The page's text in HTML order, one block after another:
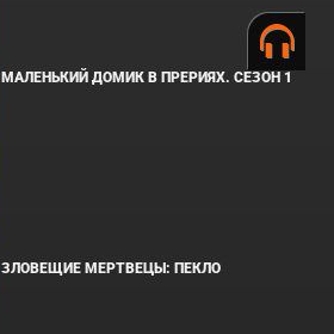
МАЛЕНЬКИЙ ДОМИК В ПРЕРИЯХ. СЕЗОН 1
ЗЛОВЕЩИЕ МЕРТВЕЦЫ: ПЕКЛО